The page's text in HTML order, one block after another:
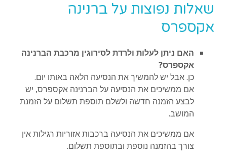
שאלות נפוצות על ברנינה
אקספרס
האם ניתן לעלות ולרדת לסירוגין מרכבת הברנינה
אקספרס?
כן. אבל יש להמשיך את הנסיעה הלאה באותו יום.
אם ממשיכים את הנסיעה על הברנינה אקספרס, יש
לבצע הזמנה חדשה ולשלם תוספת תשלום על הזמנת
המושב.
אם ממשיכים את הנסיעה ברכבות אזוריות רגילות אין
צורך בהזמנה נוספת ובתוספת תשלום.